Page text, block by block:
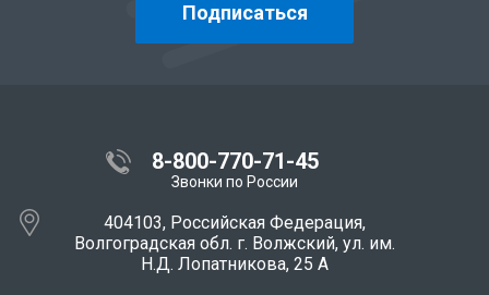
Подписаться
8-800-770-71-45
Звонки по России
404103, Российская Федерация,
Волгоградская обл. г. Волжский, ул. им.
Н.Д. Лопатникова, 25 А